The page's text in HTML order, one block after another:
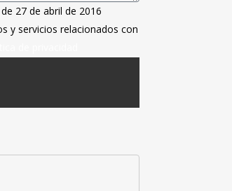
27 de abril de 2016
y servicios relacionados con